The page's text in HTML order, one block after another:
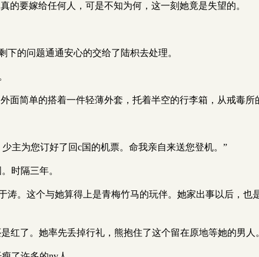
的要嫁给任何人，可是不知为何，这一刻她竟是失望的。
的问题通通安心的交给了陆枳去处理。
面简单的搭着一件轻薄外套，托着半空的行李箱，从戒毒所
主为您订好了回c国的机票。命我亲自来送您登机。”
时隔三年。
。这个与她算得上是青梅竹马的玩伴。她家出事以后，也
红了。她率先丢掉行礼，熊抱住了这个留在原地等她的男人